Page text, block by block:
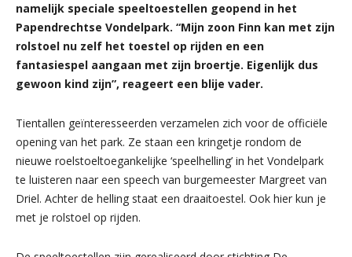
namelijk speciale speeltoestellen geopend in het
Papendrechtse Vondelpark. “Mijn zoon Finn kan met zijn
rolstoel nu zelf het toestel op rijden en een
fantasiespel aangaan met zijn broertje. Eigenlijk dus
gewoon kind zijn”, reageert een blije vader.
Tientallen geïnteresseerden verzamelen zich voor de officiële
opening van het park. Ze staan een kringetje rondom de
nieuwe roelstoeltoegankelijke ‘speelhelling’ in het Vondelpark
te luisteren naar een speech van burgemeester Margreet van
Driel. Achter de helling staat een draaitoestel. Ook hier kun je
met je rolstoel op rijden.